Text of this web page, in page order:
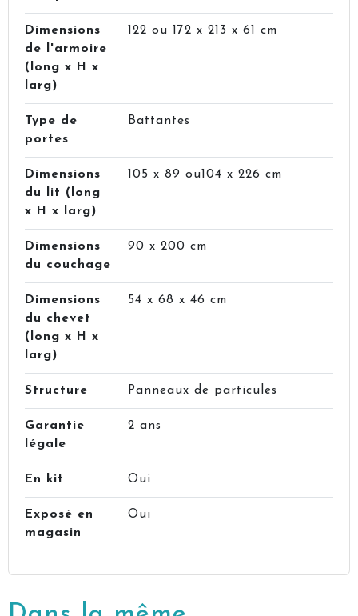
Dimensions
de l'armoire
(long x H x
larg)
122 ou 172 x 213 x 61 cm
Type de
portes
Battantes
Dimensions
du lit (long
x H x larg)
105 x 89 ou104 x 226 cm
Dimensions
du couchage
90 x 200 cm
Dimensions
du chevet
(long x H x
larg)
54 x 68 x 46 cm
Structure Panneaux de particules
Garantie
légale
2 ans
En kit Oui
Exposé en
magasin
Oui